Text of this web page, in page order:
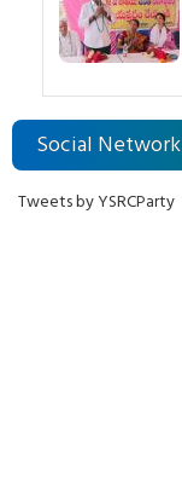
Social Network
Tweets by YSRCParty